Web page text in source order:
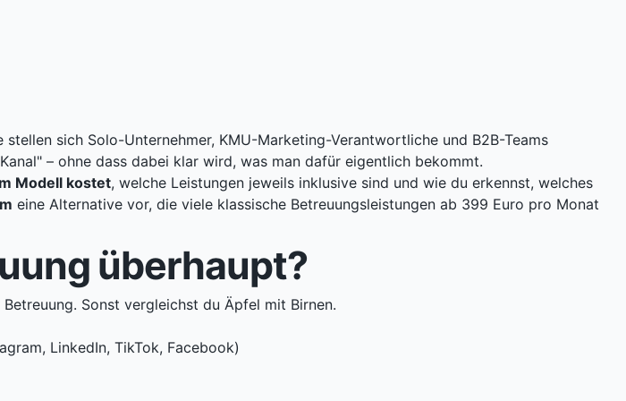
stellen sich Solo-Unternehmer, KMU-Marketing-Verantwortliche und B2B-Teams
– ohne dass dabei klar wird, was man dafür eigentlich bekommt.
Modell kostet, welche Leistungen jeweils inklusive sind und wie du erkennst, welches
eine Alternative vor, die viele klassische Betreuungsleistungen ab 399 Euro pro Monat
überhaupt?
Betreuung. Sonst vergleichst du Äpfel mit Birnen.
LinkedIn, TikTok, Facebook)